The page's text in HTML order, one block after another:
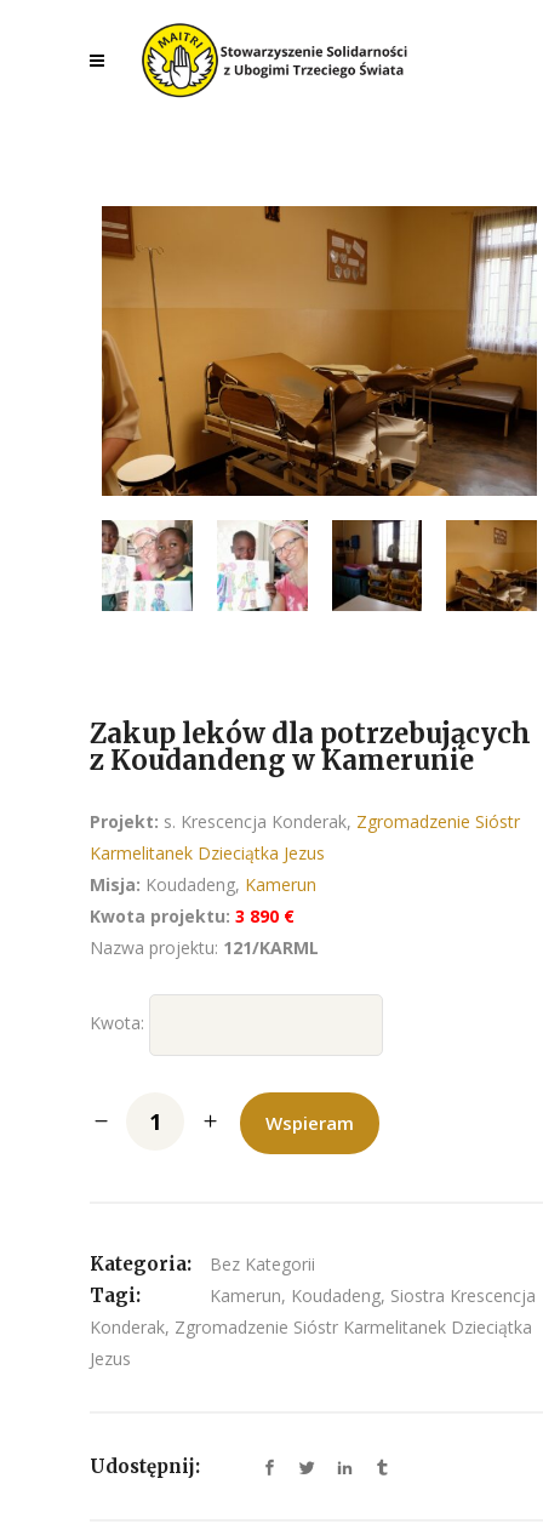
Zakup leków dla potrzebujących
z Koudandeng w Kamerunie
Projekt: s. Krescencja Konderak, Zgromadzenie Sióstr
Karmelitanek Dzieciątka Jezus
Misja: Koudadeng, Kamerun
Kwota projektu: 3 890 €
Nazwa projektu: 121/KARML
Kwota:
Wspieram
Kategoria:
Bez Kategorii
Tagi:
Kamerun, Koudadeng, Siostra Krescencja
Konderak, Zgromadzenie Sióstr Karmelitanek Dzieciątka
Jezus
Udostępnij: